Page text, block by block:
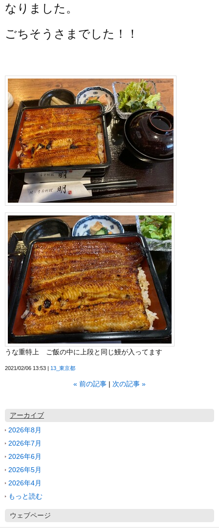
なりました。
ごちそうさまでした！！
うな重特上 ご飯の中に上段と同じ鰻が入ってます
2021/02/06 13:53 13_東京都
« 前の記事 次の記事 »
アーカイブ
2026年8月
2026年7月
2026年6月
2026年5月
2026年4月
もっと読む
ウェブページ